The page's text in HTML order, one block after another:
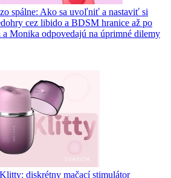
spálne: Ako sa uvoľniť a nastaviť si
cez libido a BDSM hranice až po
Monika odpovedajú na úprimné dilemy
diskrétny mačací stimulátor